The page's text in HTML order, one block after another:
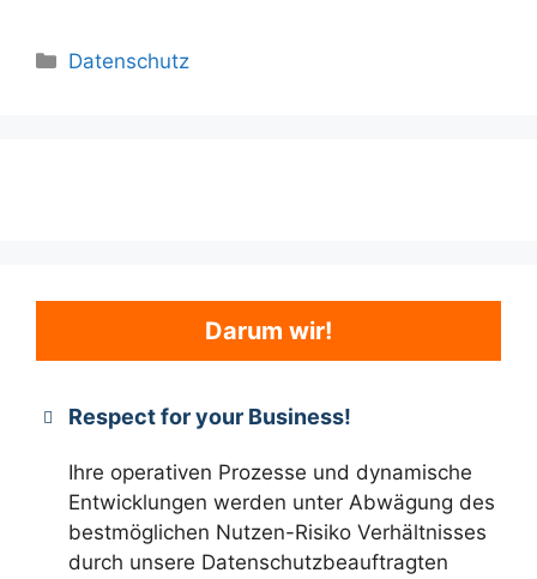
Kategorien
Datenschutz
Darum wir!
Respect for your Business!
Ihre operativen Prozesse und dynamische
Entwicklungen werden unter Abwägung des
bestmöglichen Nutzen-Risiko Verhältnisses
durch unsere Datenschutzbeauftragten